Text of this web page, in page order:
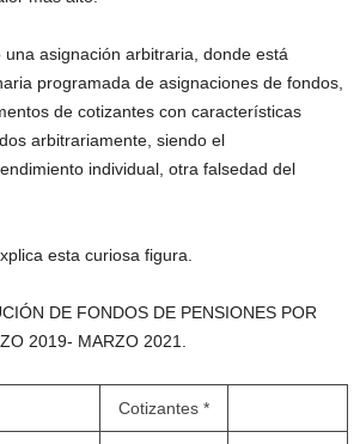
una asignación arbitraria, donde está
programada de asignaciones de fondos,
de cotizantes con características
arbitrariamente, siendo el
individual, otra falsedad del
esta curiosa figura.
DE FONDOS DE PENSIONES POR
2019- MARZO 2021.
Cotizantes *